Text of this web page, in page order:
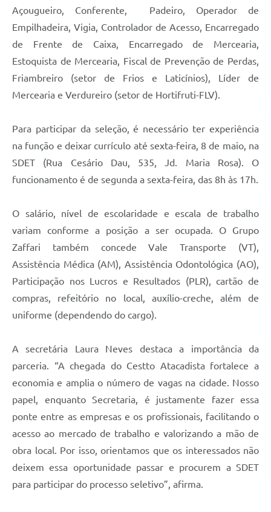
Açougueiro, Conferente, Padeiro, Operador de
Empilhadeira, Vigia, Controlador de Acesso, Encarregado
de Frente de Caixa, Encarregado de Mercearia,
Estoquista de Mercearia, Fiscal de Prevenção de Perdas,
Friambreiro (setor de Frios e Laticínios), Líder de
Mercearia e Verdureiro (setor de Hortifruti-FLV).
Para participar da seleção, é necessário ter experiência
na função e deixar currículo até sexta-feira, 8 de maio, na
SDET (Rua Cesário Dau, 535, Jd. Maria Rosa). O
funcionamento é de segunda a sexta-feira, das 8h às 17h.
O salário, nível de escolaridade e escala de trabalho
variam conforme a posição a ser ocupada. O Grupo
Zaffari também concede Vale Transporte (VT),
Assistência Médica (AM), Assistência Odontológica (AO),
Participação nos Lucros e Resultados (PLR), cartão de
compras, refeitório no local, auxílio-creche, além de
uniforme (dependendo do cargo).
A secretária Laura Neves destaca a importância da
parceria. “A chegada do Cestto Atacadista fortalece a
economia e amplia o número de vagas na cidade. Nosso
papel, enquanto Secretaria, é justamente fazer essa
ponte entre as empresas e os profissionais, facilitando o
acesso ao mercado de trabalho e valorizando a mão de
obra local. Por isso, orientamos que os interessados não
deixem essa oportunidade passar e procurem a SDET
para participar do processo seletivo”, afirma.